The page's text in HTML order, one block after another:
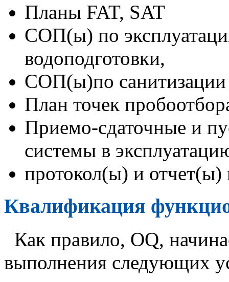
Планы FAT, SAT
СОП(ы) по
водоподготовки,
СОП(ы)по санитизации
План точек
Приемо-сдаточные и
системы в
протокол(ы) и
Квалификация
Как правило, OQ,
выполнения следующих